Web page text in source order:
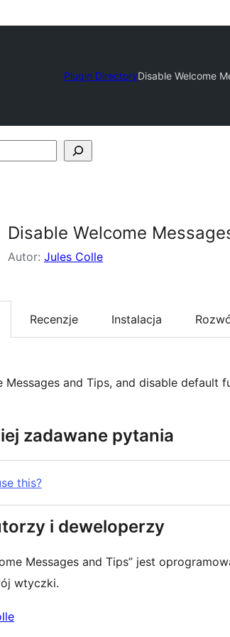
Plugin DirectoryDisable Welcome
Disable Welcome
Autor: Jules Colle
Recenzje Instalacja
Messages and Tips, and disable default
zadawane pytania
this?
i deweloperzy
Messages and Tips” jest
wtyczki.